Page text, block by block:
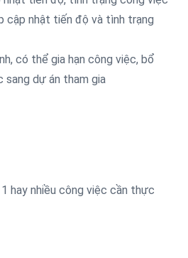
cập nhật tiến độ và tình trạng
có thể gia hạn công việc, bổ
sang dự án tham gia
hay nhiều công việc cần thực